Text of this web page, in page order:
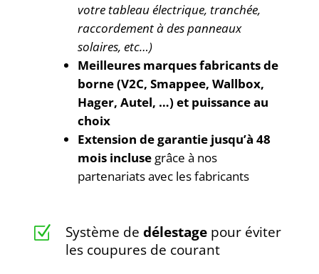
votre tableau électrique, tranchée,
raccordement à des panneaux
solaires, etc…)
Meilleures marques fabricants de
borne (V2C, Smappee, Wallbox,
Hager, Autel, …) et puissance au
choix
Extension de garantie jusqu’à 48
mois incluse grâce à nos
partenariats avec les fabricants
Z Système de délestagepour éviter
les coupures de courant